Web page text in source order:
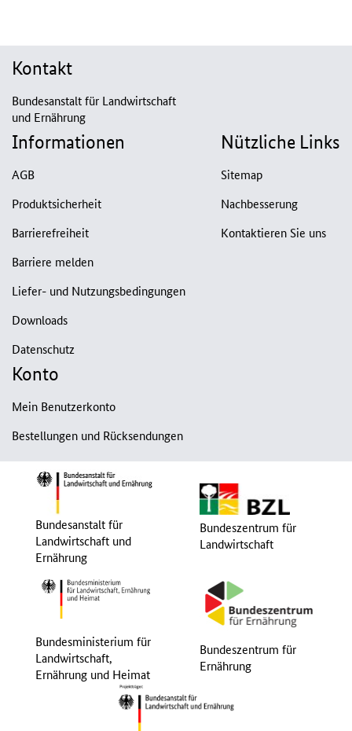
Kontakt
Bundesanstalt für Landwirtschaft
und Ernährung
Informationen
AGB
Produktsicherheit
Barrierefreiheit
Barriere melden
Liefer- und Nutzungsbedingungen
Downloads
Datenschutz
Nützliche Links
Sitemap
Nachbesserung
Kontaktieren Sie uns
Konto
Mein Benutzerkonto
Bestellungen und Rücksendungen
Bundesanstalt für
Landwirtschaft und
Ernährung
Bundeszentrum für
Landwirtschaft
Bundesministerium für
Landwirtschaft,
Ernährung und Heimat
Bundeszentrum für
Ernährung